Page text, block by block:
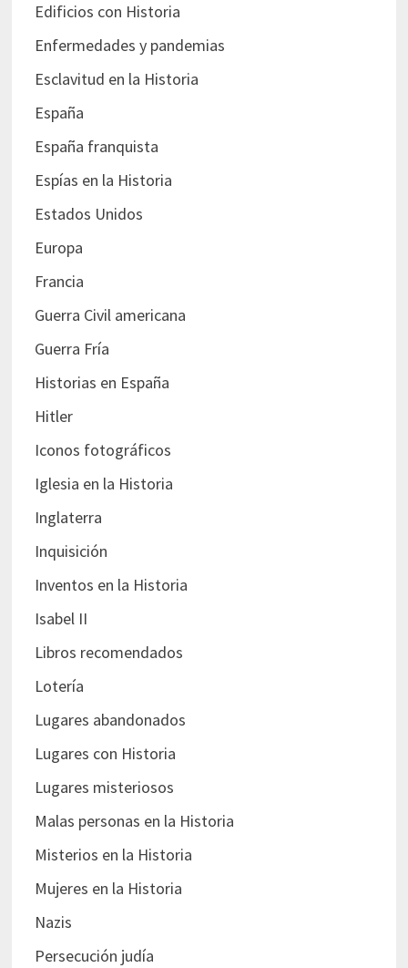
Edificios con Historia
Enfermedades y pandemias
Esclavitud en la Historia
España
España franquista
Espías en la Historia
Estados Unidos
Europa
Francia
Guerra Civil americana
Guerra Fría
Historias en España
Hitler
Iconos fotográficos
Iglesia en la Historia
Inglaterra
Inquisición
Inventos en la Historia
Isabel II
Libros recomendados
Lotería
Lugares abandonados
Lugares con Historia
Lugares misteriosos
Malas personas en la Historia
Misterios en la Historia
Mujeres en la Historia
Nazis
Persecución judía